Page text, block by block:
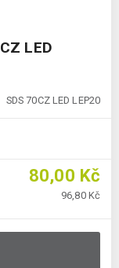
LED
SDS 70CZ LED LEP20
80,00 Kč
96,80 Kč